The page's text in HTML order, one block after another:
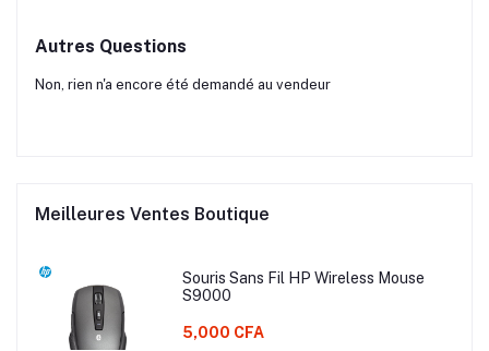
Autres Questions
Non, rien n'a encore été demandé au vendeur
Meilleures Ventes Boutique
Souris Sans Fil HP Wireless Mouse
S9000
5,000 CFA